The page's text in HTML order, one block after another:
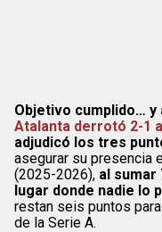
Objetivo cumplido… y
Atalanta derrotó 2-1
adjudicó los tres
asegurar su presencia
(2025-2026), al sumar
lugar donde nadie lo
restan seis puntos
de la Serie A.